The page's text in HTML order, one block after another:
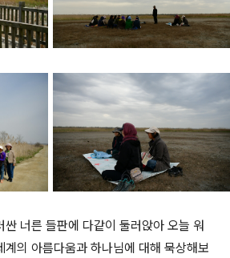
싼 너른 들판에 다같이 둘러앉아 오늘 워
계의 아름다움과 하나님에 대해 묵상해보